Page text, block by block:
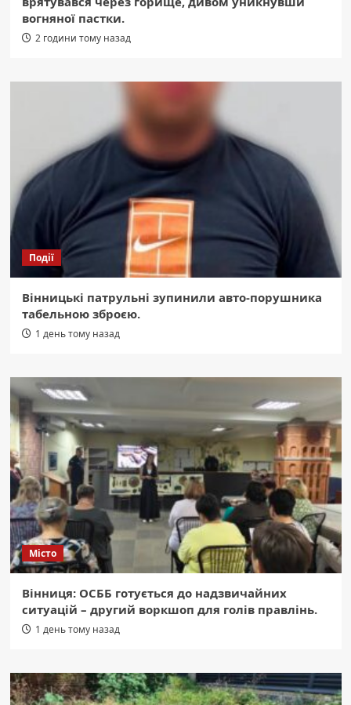
вогняної пастки.
2 години тому назад
Події
Вінницькі патрульні зупинили авто-порушника
табельною зброєю.
1 день тому назад
Місто
Вінниця: ОСББ готується до надзвичайних
ситуацій – другий воркшоп для голів правлінь.
1 день тому назад